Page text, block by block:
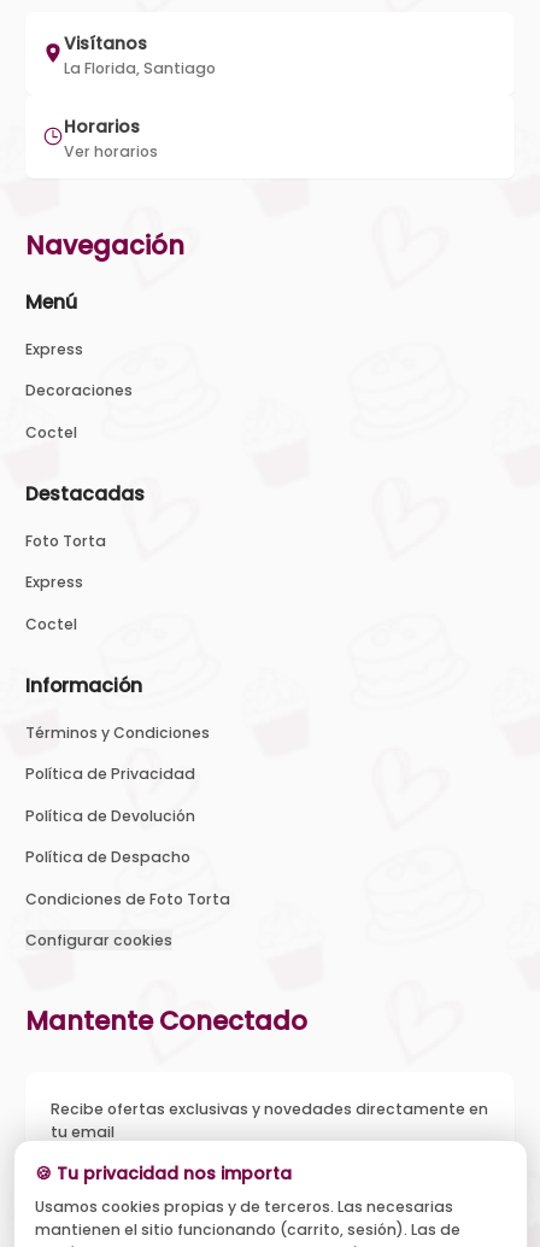
Visítanos
La Florida, Santiago
Horarios
Ver horarios
Navegación
Menú
Express
Decoraciones
Coctel
Destacadas
Foto Torta
Express
Coctel
Información
Términos y Condiciones
Política de Privacidad
Política de Devolución
Política de Despacho
Condiciones de Foto Torta
Configurar cookies
Mantente Conectado
Recibe ofertas exclusivas y novedades directamente en
tu email
Acepto recibir novedades y ofertas, y el tratamiento de mi
🍪 Tu privacidad nos importa
Usamos cookies propias y de terceros. Las necesarias
mantienen el sitio funcionando (carrito, sesión). Las de